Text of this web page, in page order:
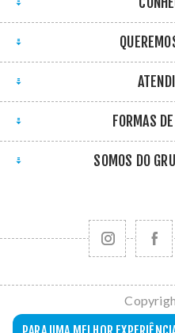
FORMAS
SOMOS DO
All